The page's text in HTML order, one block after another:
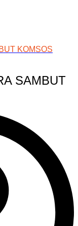
KOMSOS
SAMBUT